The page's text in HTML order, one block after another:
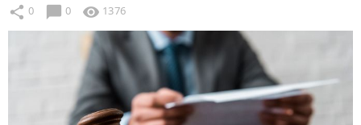
share 0 chat_bubble 0 visibility 1376